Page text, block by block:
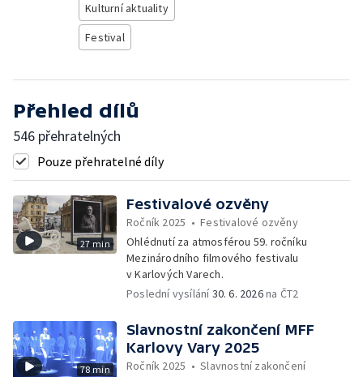
Kulturní aktuality
Festival
Přehled dílů
546 přehratelných
Pouze přehratelné díly
27 min
Festivalové ozvěny
Ročník 2025 •Festivalové ozvěny
Ohlédnutí za atmosférou 59. ročníku
Mezinárodního filmového festivalu
v Karlových Varech.
Poslední vysílání30. 6. 2026na ČT2
78 min
Slavnostní zakončení MFF
Karlovy Vary 2025
Ročník 2025 •Slavnostní zakončení